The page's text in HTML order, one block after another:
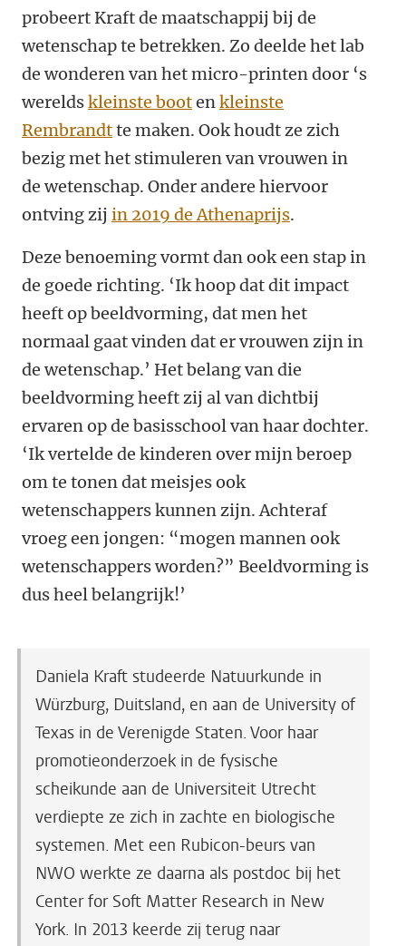
probeert Kraft de maatschappij bij de
wetenschap te betrekken. Zo deelde het lab
de wonderen van het micro-printen door ‘s
wereldskleinste bootenkleinste
Rembrandtte maken. Ook houdt ze zich
bezig met het stimuleren van vrouwen in
de wetenschap. Onder andere hiervoor
ontving zij in 2019 de Athenaprijs.
Deze benoeming vormt dan ook een stap in
de goede richting. ‘Ik hoop dat dit impact
heeft op beeldvorming, dat men het
normaal gaat vinden dat er vrouwen zijn in
de wetenschap.’ Het belang van die
beeldvorming heeft zij al van dichtbij
ervaren op de basisschool van haar dochter.
‘Ik vertelde de kinderen over mijn beroep
om te tonen dat meisjes ook
wetenschappers kunnen zijn. Achteraf
vroeg een jongen: “mogen mannen ook
wetenschappers worden?” Beeldvorming is
dus heel belangrijk!’
Daniela Kraft studeerde Natuurkunde in
Würzburg, Duitsland, en aan de University of
Texas in de Verenigde Staten. Voor haar
promotieonderzoek in de fysische
scheikunde aan de Universiteit Utrecht
verdiepte ze zich in zachte en biologische
systemen. Met een Rubicon-beurs van
NWO werkte ze daarna als postdoc bij het
Center for Soft Matter Research in New
York. In 2013 keerde zij terug naar